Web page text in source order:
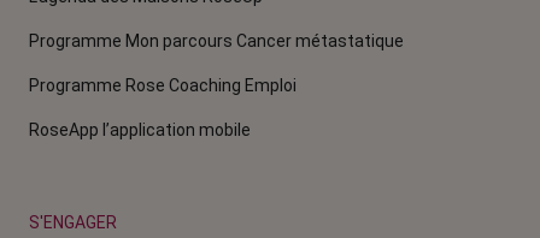
Programme Mon parcours Cancer métastatique
Programme Rose Coaching Emploi
RoseApp l’application mobile
S'ENGAGER